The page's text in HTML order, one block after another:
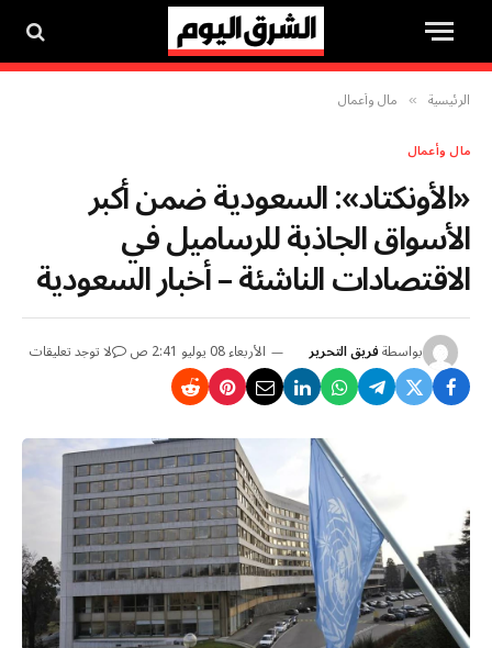
الرئيسية » مال وأعمال
مال وأعمال
«الأونكتاد»: السعودية ضمن أكبر
الأسواق الجاذبة للرساميل في
الاقتصادات الناشئة – أخبار السعودية
بواسطةفريق التحرير الأربعاء 08 يوليو 2:41 ص لا توجد تعليقات